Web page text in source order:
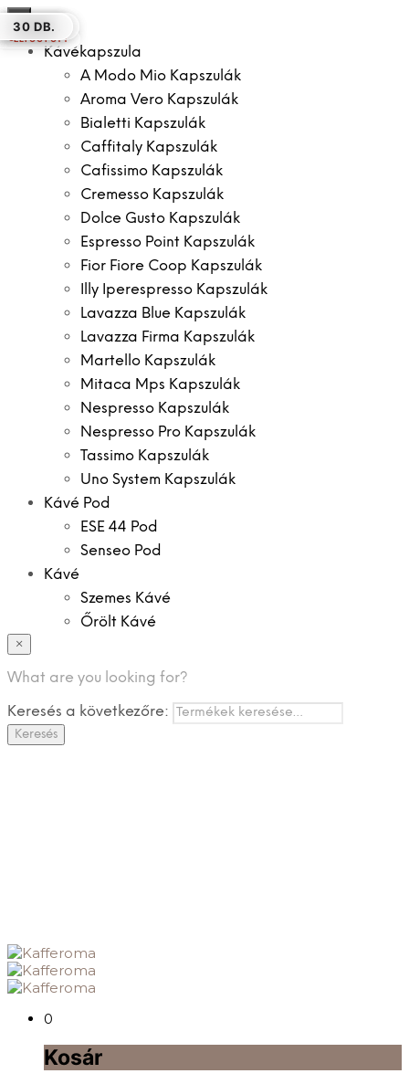
×
Kávékapszula
A Modo Mio Kapszulák
Aroma Vero Kapszulák
Bialetti Kapszulák
Caffitaly Kapszulák
Cafissimo Kapszulák
Cremesso Kapszulák
Dolce Gusto Kapszulák
Espresso Point Kapszulák
Fior Fiore Coop Kapszulák
Illy Iperespresso Kapszulák
Lavazza Blue Kapszulák
Lavazza Firma Kapszulák
Martello Kapszulák
Mitaca Mps Kapszulák
Nespresso Kapszulák
Nespresso Pro Kapszulák
Tassimo Kapszulák
Uno System Kapszulák
Kávé Pod
ESE 44 Pod
Senseo Pod
Kávé
Szemes Kávé
Őrölt Kávé
Instant Kávé
Zacskó Tea
Tartozékok
×
What are you looking for?
Keresés a következőre:
Keresés
0
Kosár
16 DB.
100 DB.
ELFOGYOTT
50 DB.
50 DB.
100 DB.
30 DB.
30 DB.